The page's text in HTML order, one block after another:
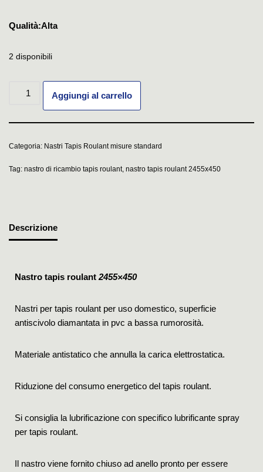
Qualità:Alta
2 disponibili
Aggiungi al carrello
Categoria: Nastri Tapis Roulant misure standard
Tag: nastro di ricambio tapis roulant, nastro tapis roulant 2455x450
Descrizione
Nastro tapis roulant 2455×450
Nastri per tapis roulant per uso domestico, superficie
antiscivolo diamantata in pvc a bassa rumorosità.
Materiale antistatico che annulla la carica elettrostatica.
Riduzione del consumo energetico del tapis roulant.
Si consiglia la lubrificazione con specifico lubrificante spray
per tapis roulant.
Il nastro viene fornito chiuso ad anello pronto per essere